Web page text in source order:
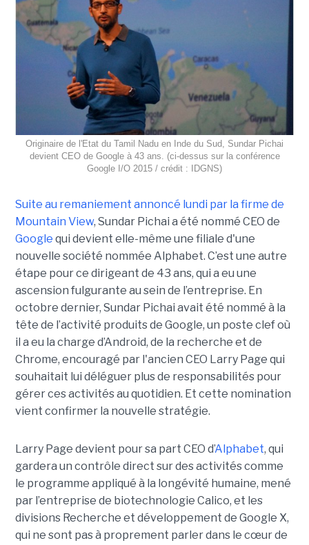
Originaire de l'Etat du Tamil Nadu en Inde du Sud, Sundar Pichai
devient CEO de Google à 43 ans. (ci-dessus sur la conférence
Google I/O 2015 / crédit : IDGNS)
Suite au remaniement annoncé lundi par la firme de
Mountain View, Sundar Pichai a été nommé CEO de
Google qui devient elle-même une filiale d'une
nouvelle société nommée Alphabet. C’est une autre
étape pour ce dirigeant de 43 ans, qui a eu une
ascension fulgurante au sein de l’entreprise. En
octobre dernier, Sundar Pichai avait été nommé à la
tête de l’activité produits de Google, un poste clef où
il a eu la charge d’Android, de la recherche et de
Chrome, encouragé par l'ancien CEO Larry Page qui
souhaitait lui déléguer plus de responsabilités pour
gérer ces activités au quotidien. Et cette nomination
vient confirmer la nouvelle stratégie.
Larry Page devient pour sa part CEO d’Alphabet, qui
gardera un contrôle direct sur des activités comme
le programme appliqué à la longévité humaine, mené
par l’entreprise de biotechnologie Calico, et les
divisions Recherche et développement de Google X,
qui ne sont pas à proprement parler dans le cœur de